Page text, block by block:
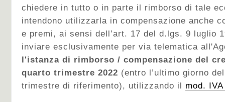
chiedere in tutto o in parte il rimborso di tale
intendono utilizzarla in compensazione anche
e premi, ai sensi dell’art. 17 del d.lgs. 9 luglio
inviare esclusivamente per via telematica
l'istanza di rimborso / compensazione del
quarto trimestre 2022 (entro l’ultimo giorno
trimestre di riferimento), utilizzando il mod.